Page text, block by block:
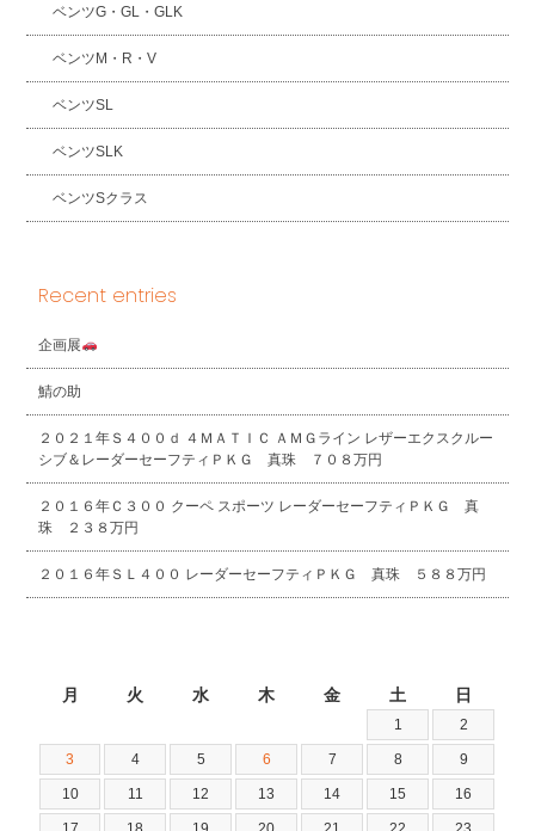
ベンツG・GL・GLK
ベンツM・R・V
ベンツSL
ベンツSLK
ベンツSクラス
Recent entries
企画展
鯖の助
２０２１年Ｓ４００ｄ ４ＭＡＴＩＣ ＡＭＧライン レザーエクスクルー
シブ＆レーダーセーフティＰＫＧ 真珠 ７０８万円
２０１６年Ｃ３００ クーペ スポーツ レーダーセーフティＰＫＧ 真
珠 ２３８万円
２０１６年ＳＬ４００ レーダーセーフティＰＫＧ 真珠 ５８８万円
月 火 水 木 金 土 日
1 2
3 4 5 6 7 8 9
10 11 12 13 14 15 16